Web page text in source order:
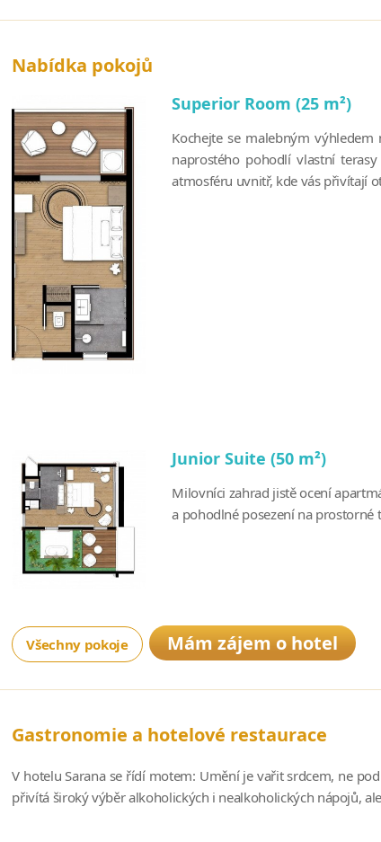
Nabídka pokojů
Superior Room (25 m²)
Kochejte se malebným výhledem
naprostého pohodlí vlastní
atmosféru uvnitř, kde vás přivítají
Junior Suite (50 m²)
Milovníci zahrad jistě ocení
a pohodlné posezení na prostorné
Všechny pokoje Mám zájem o hotel
Gastronomie a hotelové restaurace
V hotelu Sarana se řídí motem: Umění je vařit srdcem, ne
přivítá široký výběr alkoholických i nealkoholických nápojů,